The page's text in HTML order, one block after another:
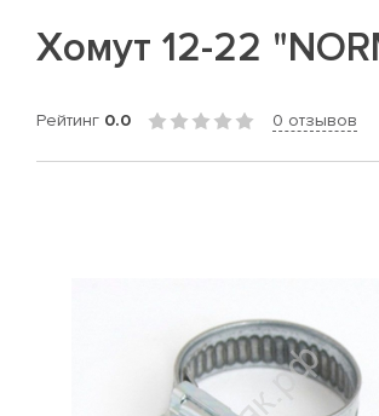
Хомут 12-22
Рейтинг 0.0 0 отзывов